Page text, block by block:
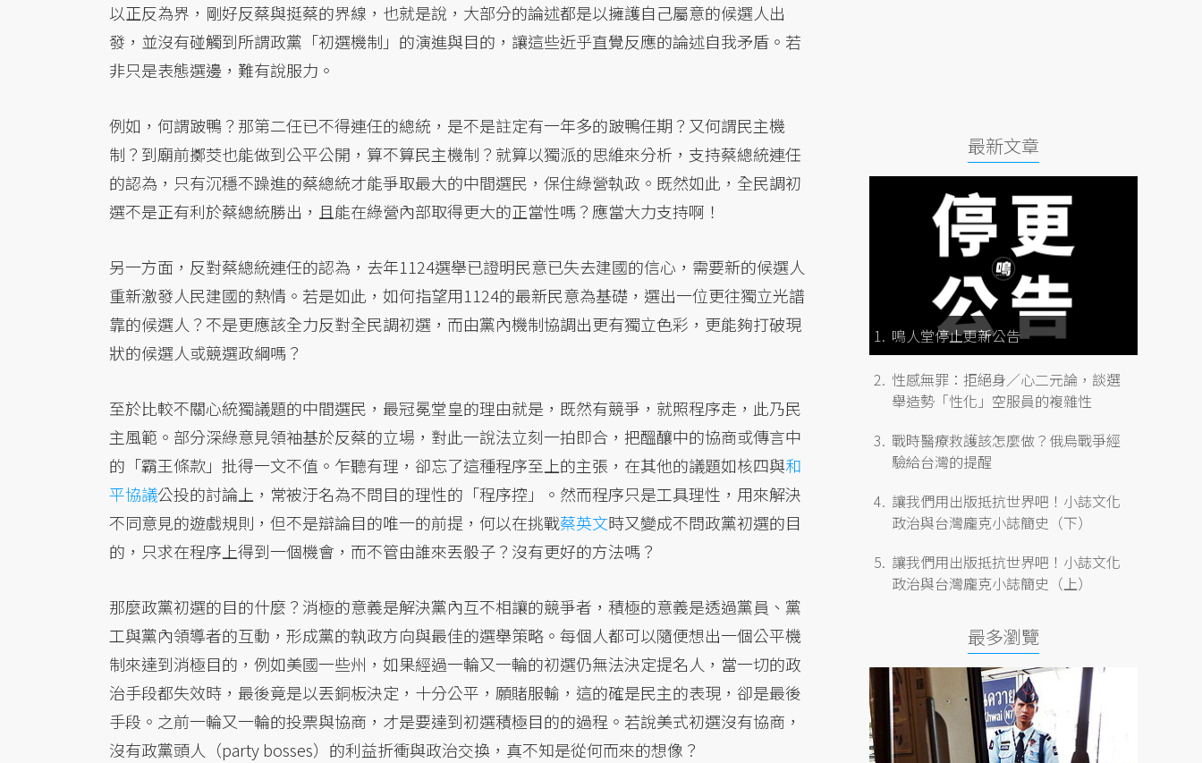
以正反為界，剛好反蔡與挺蔡的界線，也就是說，大部分的論述都是以擁護自己屬意的候選人出
發，並沒有碰觸到所謂政黨「初選機制」的演進與目的，讓這些近乎直覺反應的論述自我矛盾。若
非只是表態選邊，難有說服力。
例如，何謂跛鴨？那第二任已不得連任的總統，是不是註定有一年多的跛鴨任期？又何謂民主機
制？到廟前擲茭也能做到公平公開，算不算民主機制？就算以獨派的思維來分析，支持蔡總統連任
的認為，只有沉穩不躁進的蔡總統才能爭取最大的中間選民，保住綠營執政。既然如此，全民調初
選不是正有利於蔡總統勝出，且能在綠營內部取得更大的正當性嗎？應當大力支持啊！
另一方面，反對蔡總統連任的認為，去年1124選舉已證明民意已失去建國的信心，需要新的候選人
重新激發人民建國的熱情。若是如此，如何指望用1124的最新民意為基礎，選出一位更往獨立光譜
靠的候選人？不是更應該全力反對全民調初選，而由黨內機制協調出更有獨立色彩，更能夠打破現
狀的候選人或競選政綱嗎？
至於比較不關心統獨議題的中間選民，最冠冕堂皇的理由就是，既然有競爭，就照程序走，此乃民
主風範。部分深綠意見領袖基於反蔡的立場，對此一說法立刻一拍即合，把醞釀中的協商或傳言中
的「霸王條款」批得一文不值。乍聽有理，卻忘了這種程序至上的主張，在其他的議題如核四與和
平協議公投的討論上，常被汙名為不問目的理性的「程序控」。然而程序只是工具理性，用來解決
不同意見的遊戲規則，但不是辯論目的唯一的前提，何以在挑戰蔡英文時又變成不問政黨初選的目
的，只求在程序上得到一個機會，而不管由誰來丟骰子？沒有更好的方法嗎？
那麼政黨初選的目的什麼？消極的意義是解決黨內互不相讓的競爭者，積極的意義是透過黨員、黨
工與黨內領導者的互動，形成黨的執政方向與最佳的選舉策略。每個人都可以隨便想出一個公平機
制來達到消極目的，例如美國一些州，如果經過一輪又一輪的初選仍無法決定提名人，當一切的政
治手段都失效時，最後竟是以丟銅板決定，十分公平，願賭服輸，這的確是民主的表現，卻是最後
手段。之前一輪又一輪的投票與協商，才是要達到初選積極目的的過程。若說美式初選沒有協商，
沒有政黨頭人（party bosses）的利益折衝與政治交換，真不知是從何而來的想像？
最新文章
鳴人堂停止更新公告
性感無罪：拒絕身／心二元論，談選
舉造勢「性化」空服員的複雜性
戰時醫療救護該怎麼做？俄烏戰爭經
驗給台灣的提醒
讓我們用出版抵抗世界吧！小誌文化
政治與台灣龐克小誌簡史（下）
讓我們用出版抵抗世界吧！小誌文化
政治與台灣龐克小誌簡史（上）
最多瀏覽